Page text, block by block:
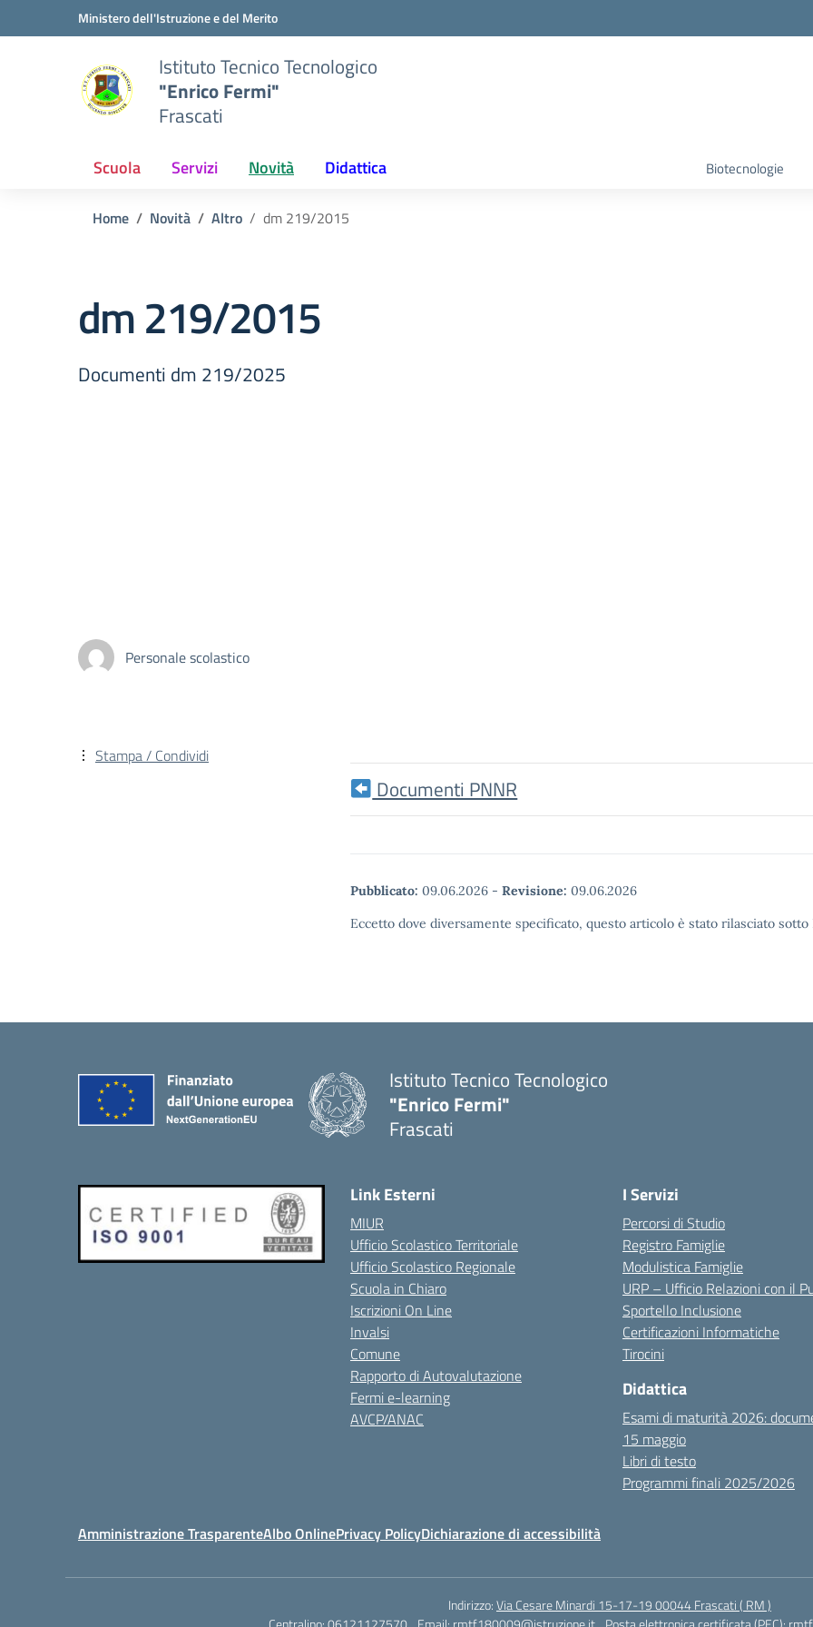
Vai ai contenuti
Vai al menu di navigazioneMinistero dell'Istruzione e del Merito
Istituto Tecnico Tecnologico
"Enrico Fermi"
Frascati
Scuola Servizi Novità Didattica Biotecnologie
Home Novità Altro dm 219/2015
dm 219/2015
Documenti dm 219/2025
Personale scolastico
Documenti PNNR
Pubblicato: 09.06.2026 - Revisione: 09.06.2026
Eccetto dove diversamente specificato, questo articolo è stato rilasciato
Stampa / Condividi
Istituto Tecnico Tecnologico
"Enrico Fermi"
Frascati
Link Esterni
MIUR
Ufficio Scolastico Territoriale
Ufficio Scolastico Regionale
Scuola in Chiaro
Iscrizioni On Line
Invalsi
Comune
Rapporto di Autovalutazione
Fermi e-learning
AVCP/ANAC
I Servizi
Percorsi di Studio
Registro Famiglie
Modulistica Famiglie
URP – Ufficio Relazioni con il
Sportello Inclusione
Certificazioni Informatiche
Tirocini
Didattica
Esami di maturità 2026:
15 maggio
Libri di testo
Programmi finali 2025/2026
Amministrazione TrasparenteAlbo OnlinePrivacy PolicyDichiarazione di accessibilità
Indirizzo:Via Cesare Minardi 15-17-19 00044 Frascati ( RM )